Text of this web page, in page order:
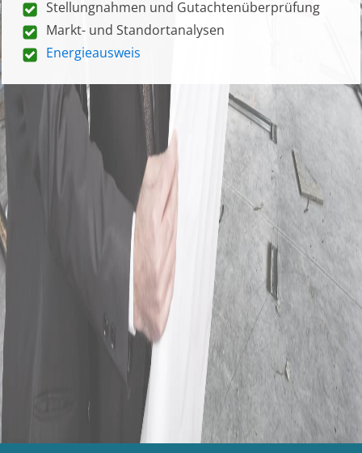
Stellungnahmen und Gutachtenüberprüfung
Markt- und Standortanalysen
Energieausweis